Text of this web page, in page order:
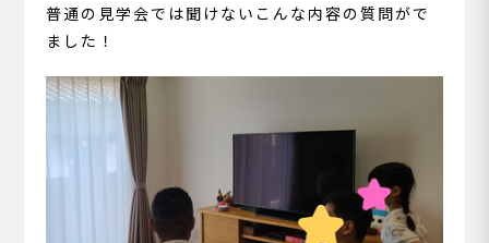
普通の見学会では聞けないこんな内容の質問がで
ました！